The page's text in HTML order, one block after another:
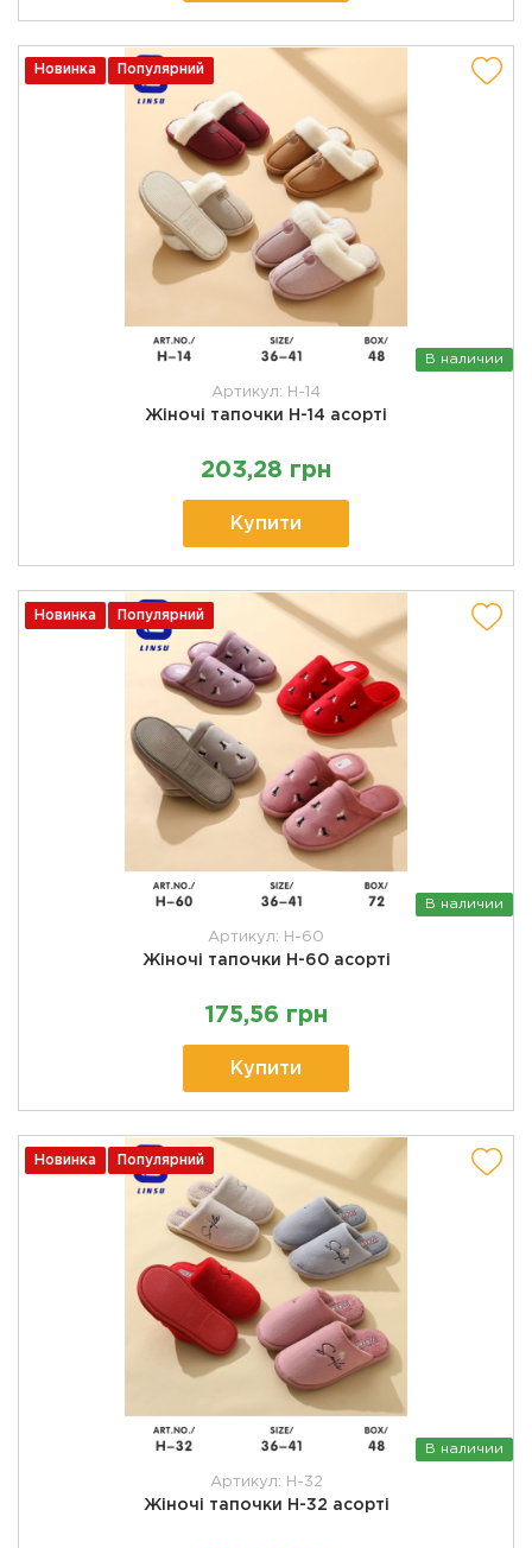
Новинка Популярний
В наличии
Артикул: H-14
Жіночі тапочки H-14 асорті
203,28 грн
Купити
Новинка Популярний
В наличии
Артикул: H-60
Жіночі тапочки H-60 асорті
175,56 грн
Купити
Новинка Популярний
В наличии
Артикул: H-32
Жіночі тапочки H-32 асорті